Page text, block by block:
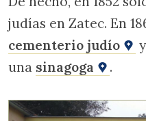
judías en Zatec. En
cementerio judío
una sinagoga .